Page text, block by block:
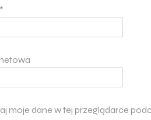
*
moje dane w tej przeglądarce